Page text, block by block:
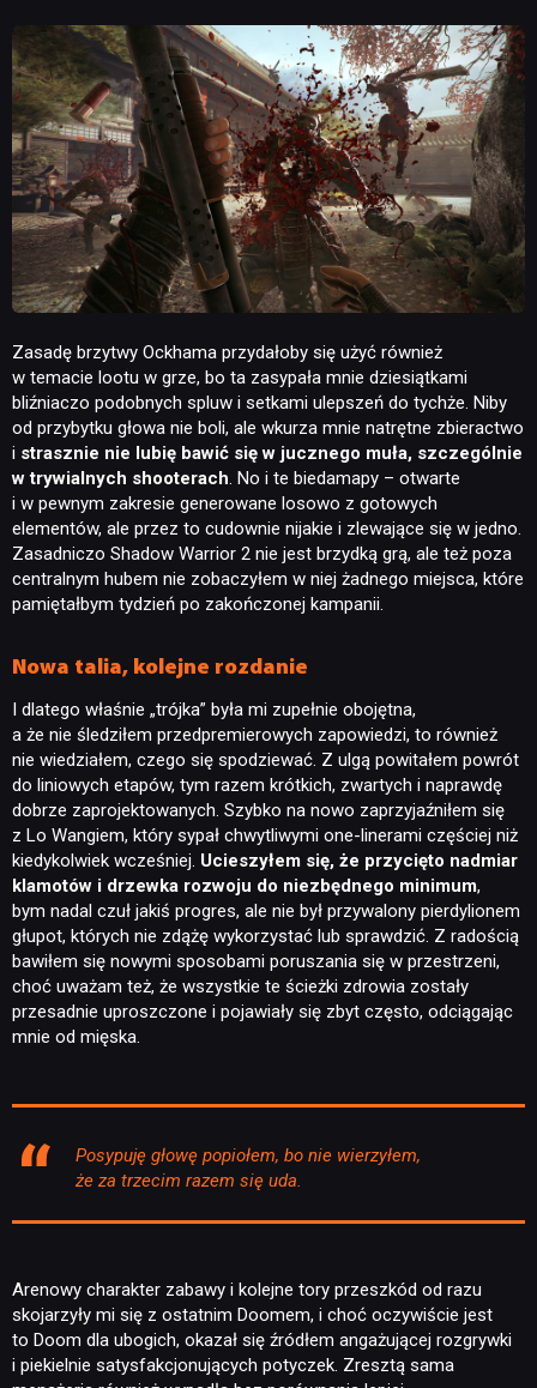
RECENZJE
Zasadę brzytwy Ockhama przydałoby się użyć również
w temacie lootu w grze, bo ta zasypała mnie dziesiątkami
bliźniaczo podobnych spluw i setkami ulepszeń do tychże. Niby
od przybytku głowa nie boli, ale wkurza mnie natrętne zbieractwo
i strasznie nie lubię bawić się w jucznego muła, szczególnie
w trywialnych shooterach. No i te biedamapy – otwarte
i w pewnym zakresie generowane losowo z gotowych
elementów, ale przez to cudownie nijakie i zlewające się w jedno.
Zasadniczo Shadow Warrior 2 nie jest brzydką grą, ale też poza
centralnym hubem nie zobaczyłem w niej żadnego miejsca, które
pamiętałbym tydzień po zakończonej kampanii.
Nowa talia, kolejne rozdanie
I dlatego właśnie „trójka” była mi zupełnie obojętna,
a że nie śledziłem przedpremierowych zapowiedzi, to również
nie wiedziałem, czego się spodziewać. Z ulgą powitałem powrót
do liniowych etapów, tym razem krótkich, zwartych i naprawdę
dobrze zaprojektowanych. Szybko na nowo zaprzyjaźniłem się
z Lo Wangiem, który sypał chwytliwymi one-linerami częściej niż
kiedykolwiek wcześniej. Ucieszyłem się, że przycięto nadmiar
klamotów i drzewka rozwoju do niezbędnego minimum,
bym nadal czuł jakiś progres, ale nie był przywalony pierdylionem
głupot, których nie zdążę wykorzystać lub sprawdzić. Z radością
bawiłem się nowymi sposobami poruszania się w przestrzeni,
choć uważam też, że wszystkie te ścieżki zdrowia zostały
przesadnie uproszczone i pojawiały się zbyt często, odciągając
mnie od mięska.
Posypuję głowę popiołem, bo nie wierzyłem,
że za trzecim razem się uda.
Arenowy charakter zabawy i kolejne tory przeszkód od razu
skojarzyły mi się z ostatnim Doomem, i choć oczywiście jest
to Doom dla ubogich, okazał się źródłem angażującej rozgrywki
i piekielnie satysfakcjonujących potyczek. Zresztą sama